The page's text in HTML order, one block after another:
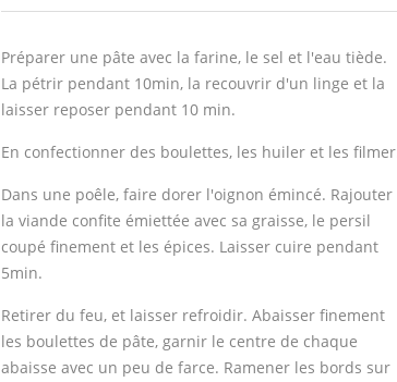
Préparer une pâte avec la farine, le sel et l'eau tiède.
La pétrir pendant 10min, la recouvrir d'un linge et la
laisser reposer pendant 10 min.
En confectionner des boulettes, les huiler et les
Dans une poêle, faire dorer l'oignon émincé. Rajouter
la viande confite émiettée avec sa graisse, le persil
coupé finement et les épices. Laisser cuire pendant
5min.
Retirer du feu, et laisser refroidir. Abaisser finement
les boulettes de pâte, garnir le centre de chaque
abaisse avec un peu de farce. Ramener les bords sur